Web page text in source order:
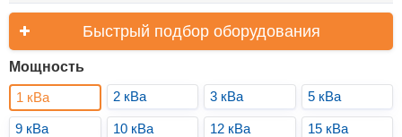
Быстрый подбор оборудования
Мощность
1 кВа
2 кВа 3 кВа 5 кВа
9 кВа 10 кВа 12 кВа
15 кВа